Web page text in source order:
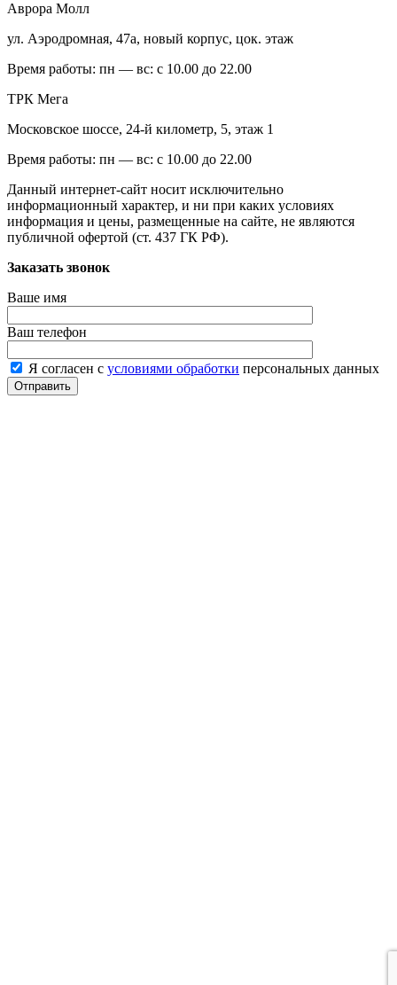
Аврора Молл
ул. Аэродромная, 47а, новый корпус, цок. этаж
Время работы: пн — вс: с 10.00 до 22.00
ТРК Мега
Московское шоссе, 24-й километр, 5, этаж 1
Время работы: пн — вс: с 10.00 до 22.00
Данный интернет-сайт носит исключительно
информационный характер, и ни при каких условиях
информация и цены, размещенные на сайте, не являются
публичной офертой (ст. 437 ГК РФ).
Заказать звонок
Ваше имя
Ваш телефон
Я согласен с условиями обработки персональных данных